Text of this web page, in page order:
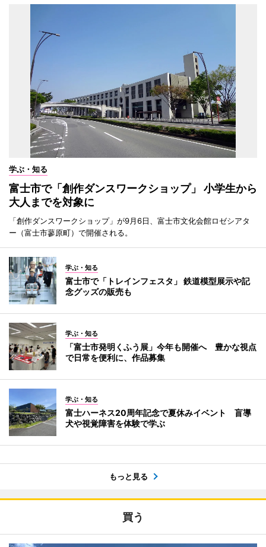
学ぶ・知る
富士市で「創作ダンスワークショップ」 小学生から
大人までを対象に
「創作ダンスワークショップ」が9月6日、富士市文化会館ロゼシアタ
ー（富士市蓼原町）で開催される。
学ぶ・知る
富士市で「トレインフェスタ」 鉄道模型展示や記
念グッズの販売も
学ぶ・知る
「富士市発明くふう展」今年も開催へ 豊かな視点
で日常を便利に、作品募集
学ぶ・知る
富士ハーネス20周年記念で夏休みイベント 盲導
犬や視覚障害を体験で学ぶ
もっと見る
買う